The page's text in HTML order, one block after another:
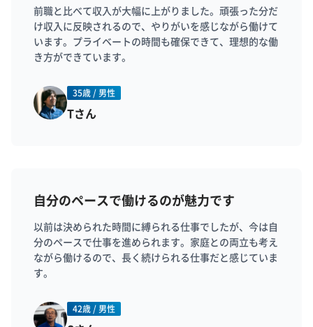
前職と比べて収入が大幅に上がりました。頑張った分だ
け収入に反映されるので、やりがいを感じながら働けて
います。プライベートの時間も確保できて、理想的な働
き方ができています。
35歳 / 男性
Tさん
自分のペースで働けるのが魅力です
以前は決められた時間に縛られる仕事でしたが、今は自
分のペースで仕事を進められます。家庭との両立も考え
ながら働けるので、長く続けられる仕事だと感じていま
す。
42歳 / 男性